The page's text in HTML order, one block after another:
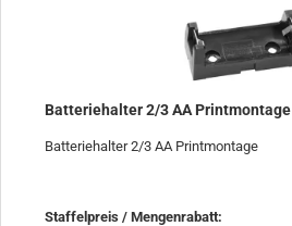
Batteriehalter 2/3 AA Printmontage
Batteriehalter 2/3 AA Printmontage
Staffelpreis / Mengenrabatt: